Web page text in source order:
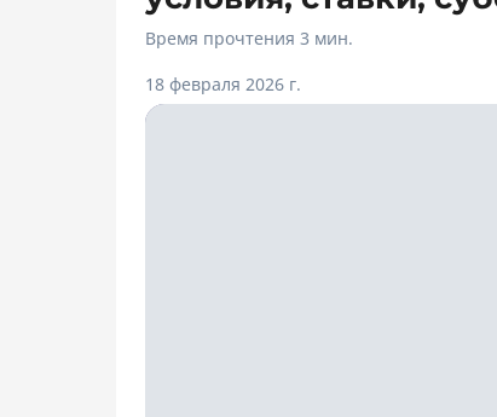
Время прочтения 3 мин.
18 февраля 2026 г.